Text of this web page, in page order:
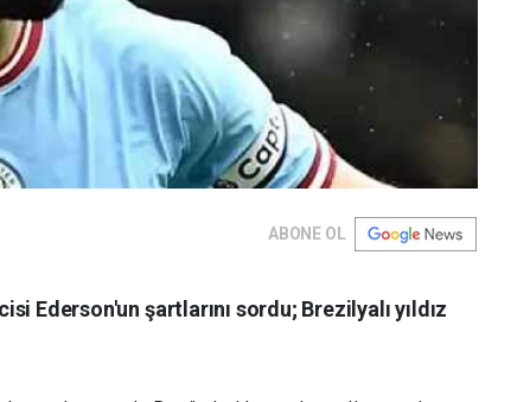
ABONE OL
Ederson'un şartlarını sordu; Brezilyalı yıldız